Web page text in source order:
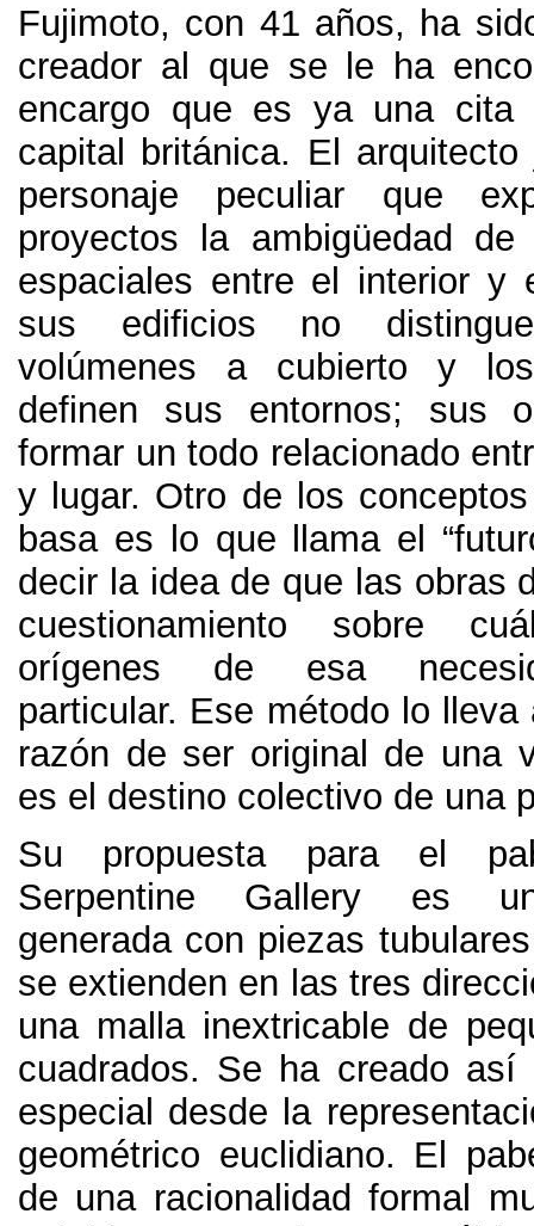
Fujimoto, con 41 años, ha
creador al que se le ha
encargo que es ya una cita
capital británica. El
personaje peculiar que
proyectos la ambigüedad de
espaciales entre el interior y
sus edificios no
volúmenes a cubierto y
definen sus entornos; sus
formar un todo relacionado
y lugar. Otro de los
basa es lo que llama el
decir la idea de que las obras
cuestionamiento sobre
orígenes de esa
particular. Ese método lo lleva
razón de ser original de una
es el destino colectivo de una
Su propuesta para el
Serpentine Gallery es
generada con piezas
se extienden en las tres
una malla inextricable de
cuadrados. Se ha creado así
especial desde la
geométrico euclidiano. El
de una racionalidad formal